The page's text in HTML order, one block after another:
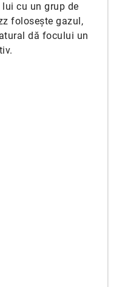
cu un grup de
folosește gazul,
dă focului un